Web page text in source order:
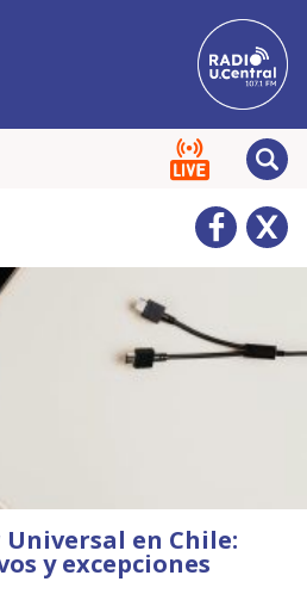
en Chile:
y excepciones